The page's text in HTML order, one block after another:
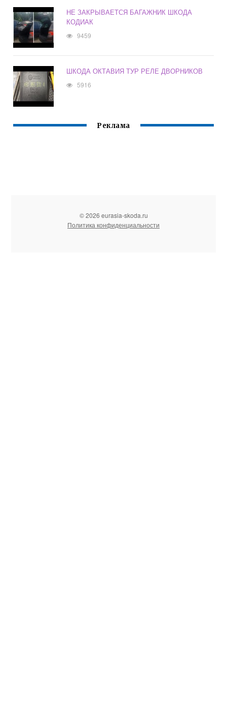
НЕ ЗАКРЫВАЕТСЯ БАГАЖНИК ШКОДА
КОДИАК
9459
ШКОДА ОКТАВИЯ ТУР РЕЛЕ ДВОРНИКОВ
5916
Реклама
© 2026 eurasia-skoda.ru
Политика конфиденциальности